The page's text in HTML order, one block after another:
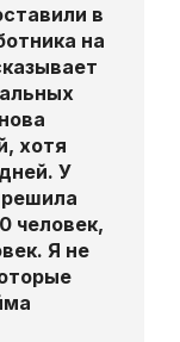
в
на
хотя
У
человек,
Я не